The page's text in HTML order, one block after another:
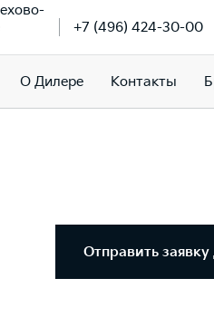
+7 (496) 424-30-00
О Дилере Контакты
Отправить